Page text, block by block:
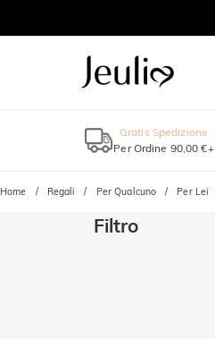
Gratis Spedizione
Per Ordine 90,00 €+
Home Regali Per Qualcuno Per Lei
Filtro